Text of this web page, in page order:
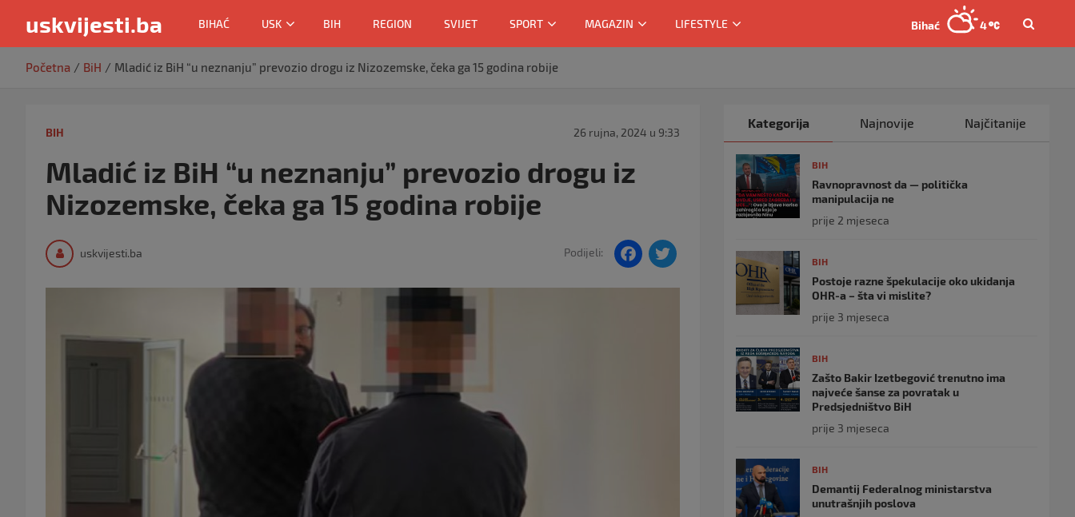
uskvijesti.ba BIHAĆ USK BIH REGION SVIJET SPORT MAGAZIN LIFESTYLE Bihać 4
Početna BiH Mladić iz BiH “u neznanju” prevozio drogu iz Nizozemske, čeka ga 15 godina robije
BIH 26 rujna, 2024 u 9:33
Mladić iz BiH “u neznanju” prevozio drogu iz
Nizozemske, čeka ga 15 godina robije
uskvijesti.ba Podijeli:
F
Kategorija Najnovije Najčitanije
BIH
Ravnopravnost da — politička
manipulacija ne
prije 2 mjeseca
BIH
Postoje razne špekulacije oko ukidanja
OHR-a – šta vi mislite?
prije 3 mjeseca
BIH
Zašto Bakir Izetbegović trenutno ima
najveće šanse za povratak u
Predsjedništvo BiH
prije 3 mjeseca
BIH
Demantij Federalnog ministarstva
unutrašnjih poslova